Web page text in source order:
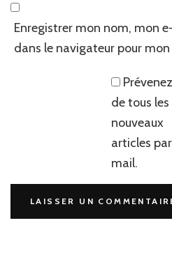
Enregistrer mon nom, mon
dans le navigateur pour
de tous les
nouveaux
articles
mail.